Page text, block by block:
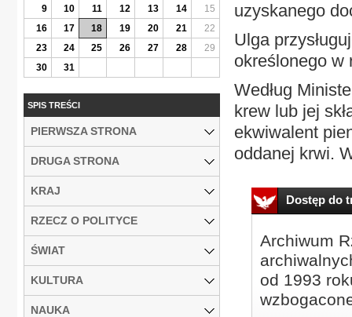
uzyskanego
Ulga
określonego w
Według
krew lub jej
ekwiwalent
oddanej krwi.
Dostęp do
Archiwum
od 1993
9
10 11 12 13 14
15
16
17 18 19 20 21
22
23
24 25 26 27 28
29
30
31
SPIS TREŚCI
PIERWSZA STRONA
DRUGA STRONA
KRAJ
RZECZ O POLITYCE
ŚWIAT
KULTURA
NAUKA